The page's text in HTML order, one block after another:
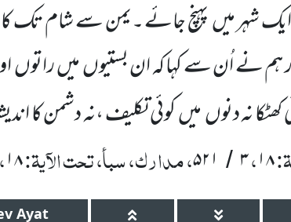
ایک شہر میں پہنچ جائے ۔یمن سے شام تک
نے اُن سے کہا کہ ان بستیوں میں راتوں
نہ دنوں میں کوئی تکلیف ،نہ دشمن کا
۱۸،۳ / ۵۲۱، مدارک، سبأ، تحت الآیۃ:۱۸
Ayat